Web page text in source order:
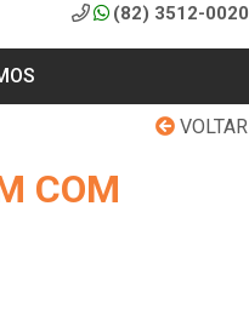
(82) 3512-0020
VOLTAR
COM